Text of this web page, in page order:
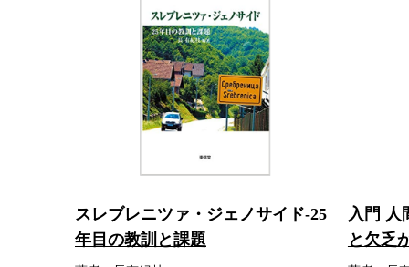
スレブレニツァ・ジェノサイド-25
年目の教訓と課題
入門 人
と欠乏